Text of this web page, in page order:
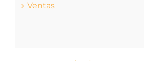
Ventas